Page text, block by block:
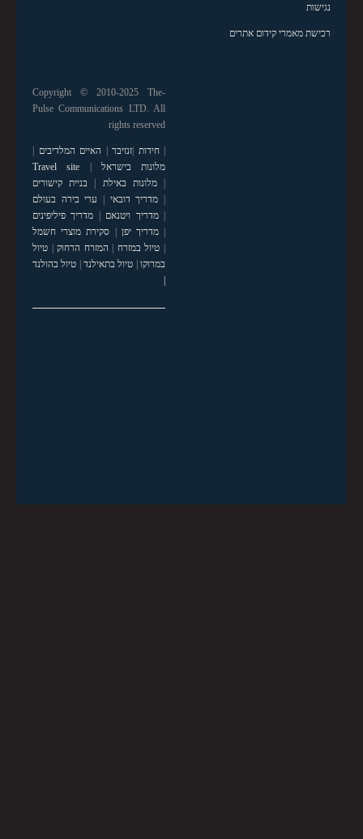
נגישות
רכישת מאמרי קידום אתרים
Copyright © 2010-2025 The-
Pulse Communications LTD. All
rights reserved
|חידות |זנזיבר | האיים המלדיבים |
מלונות בישראל |
Travel site
|מלונות באילת | בניית קישורים
| מדריך דובאי | ערי בירה בעולם
|מדריך ויטנאם | מדריך פיליפינים
|מדריך יפן | סקירת מוצרי חשמל
| טיול במזרח | המזרח הרחוק| טיול
במרוקו| טיול בתאילנד| טיול בהולנד
|